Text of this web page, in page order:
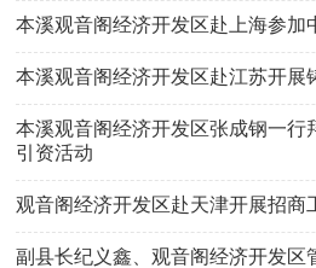
本溪观音阁经济开发区赴上海参加
本溪观音阁经济开发区赴江苏开展
本溪观音阁经济开发区张成钢一行
引资活动
观音阁经济开发区赴天津开展招商
副县长纪义鑫、观音阁经济开发区